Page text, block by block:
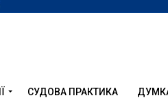
СУДОВА ПРАКТИКА